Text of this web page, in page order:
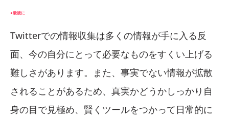
●最後に
Twitterでの情報収集は多くの情報が手に入る反
面、今の自分にとって必要なものをすくい上げる
難しさがあります。また、事実でない情報が拡散
されることがあるため、真実かどうかしっかり自
身の目で見極め、賢くツールをつかって日常的に